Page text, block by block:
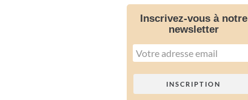
Inscrivez-vous à notre
newsletter